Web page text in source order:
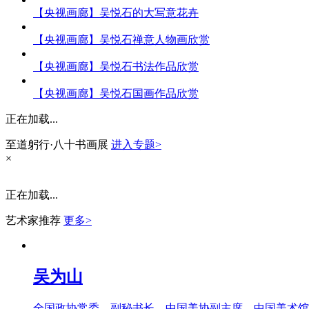
【央视画廊】吴悦石的大写意花卉
【央视画廊】吴悦石禅意人物画欣赏
【央视画廊】吴悦石书法作品欣赏
【央视画廊】吴悦石国画作品欣赏
正在加载...
至道躬行·八十书画展 进入专题>
×
正在加载...
艺术家推荐 更多>
吴为山